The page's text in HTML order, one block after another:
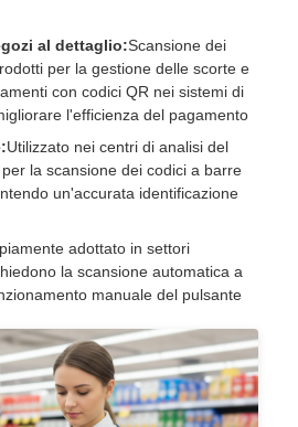
al dettaglio:Scansione dei
per la gestione delle scorte e
con codici QR nei sistemi di
l'efficienza del pagamento
Utilizzato nei centri di analisi del
la scansione dei codici a barre
un'accurata identificazione
adottato in settori
la scansione automatica a
manuale del pulsante